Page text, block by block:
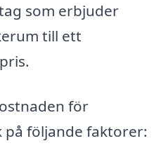
som erbjuder
till ett
för
följande faktorer: